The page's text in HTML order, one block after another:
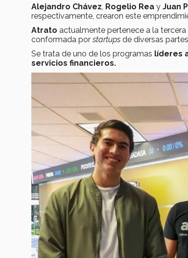
Alejandro Chávez Rogelio Rea y Juan
respectivamente, crearon este
Atrato actualmente pertenece a la
conformada porstartups de diversas
Se trata de uno de los programas líderes
servicios financieros.